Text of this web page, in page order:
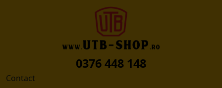
0376 448 148
Contact